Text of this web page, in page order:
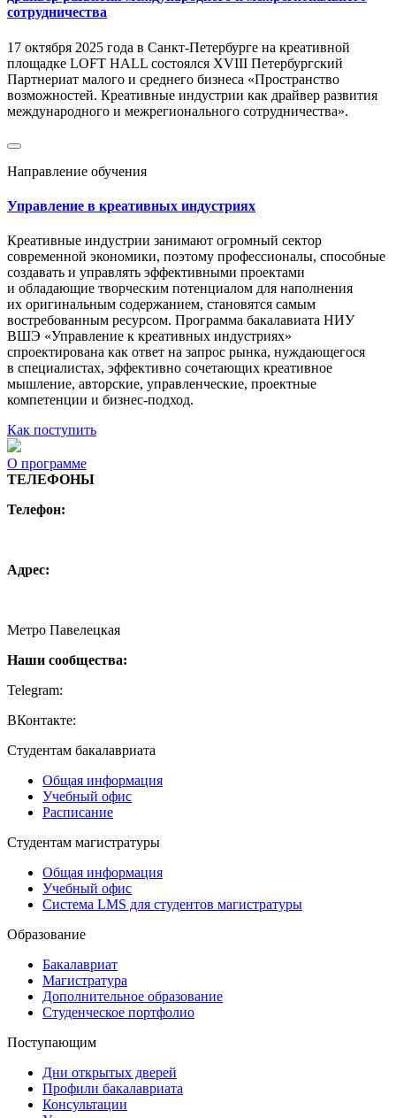
сотрудничества
17 октября 2025 года в Санкт-Петербурге на креативной
площадке LOFT HALL состоялся XVIII Петербургский
Партнериат малого и среднего бизнеса «Пространство
возможностей. Креативные индустрии как драйвер развития
международного и межрегионального сотрудничества».
Направление обучения
Управление в креативных индустриях
Креативные индустрии занимают огромный сектор
современной экономики, поэтому профессионалы, способные
создавать и управлять эффективными проектами
и обладающие творческим потенциалом для наполнения
их оригинальным содержанием, становятся самым
востребованным ресурсом. Программа бакалавиата НИУ
ВШЭ «Управление к креативных индустриях»
спроектирована как ответ на запрос рынка, нуждающегося
в специалистах, эффективно сочетающих креативное
мышление, авторские, управленческие, проектные
компетенции и бизнес-подход.
Как поступить
О программе
ТЕЛЕФОНЫ
Телефон:
Адрес:
Метро Павелецкая
Наши сообщества:
Telegram:
ВКонтакте:
Студентам бакалавриата
Общая информация
Учебный офис
Расписание
Студентам магистратуры
Общая информация
Учебный офис
Система LMS для студентов магистратуры
Образование
Бакалавриат
Магистратура
Дополнительное образование
Студенческое портфолио
Поступающим
Дни открытых дверей
Профили бакалавриата
Консультации